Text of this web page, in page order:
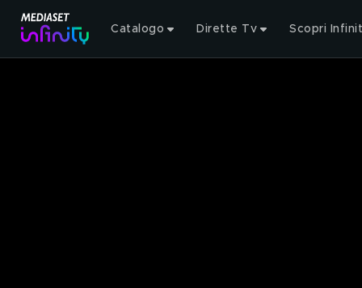
Catalogo Dirette Tv Scopri